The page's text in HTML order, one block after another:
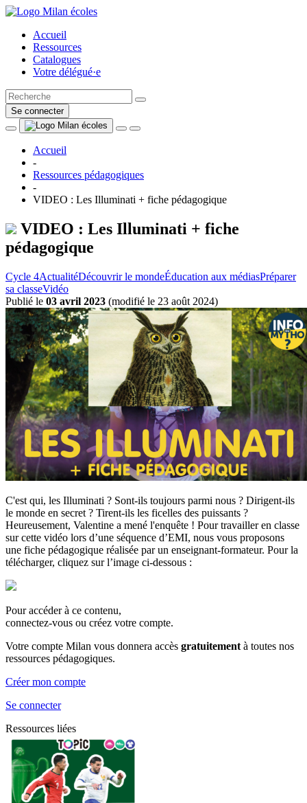
Accueil
Ressources
Catalogues
Votre délégué·e
Se connecter
Accueil
-
Ressources pédagogiques
-
VIDEO : Les Illuminati + fiche pédagogique
VIDEO : Les Illuminati + fiche
pédagogique
Cycle 4ActualitéDécouvrir le mondeÉducation aux médiasPréparer
sa classeVidéo
Publié le 03 avril 2023 (modifié le 23 août 2024)
C'est qui, les Illuminati ? Sont-ils toujours parmi nous ? Dirigent-ils
le monde en secret ? Tirent-ils les ficelles des puissants ?
Heureusement, Valentine a mené l'enquête ! Pour travailler en classe
sur cette vidéo lors d’une séquence d’EMI, nous vous proposons
une fiche pédagogique réalisée par un enseignant-formateur. Pour la
télécharger, cliquez sur l’image ci-dessous :
Pour accéder à ce contenu,
connectez-vous ou créez votre compte.
Votre compte Milan vous donnera accès gratuitement à toutes nos
ressources pédagogiques.
Créer mon compte
Se connecter
Ressources liées